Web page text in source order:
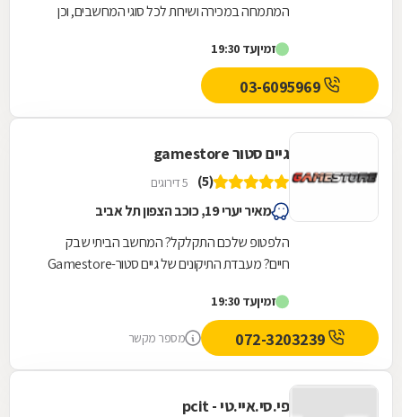
המתמחה במכירה ושירות לכל סוגי המחשבים, וכן
ומכירה של...
זמיןעד 19:30
גיים סטור gamestore
(5) 5 דירוגים
מאיר יערי 19, כוכב הצפון תל אביב
הלפטופ שלכם התקלקל? המחשב הביתי שבק
חיים? מעבדת התיקונים של גיים סטור-Gamestore
חנויות מחשבים...
זמיןעד 19:30
מספר מקשר
פי.סי.איי.טי - pcit